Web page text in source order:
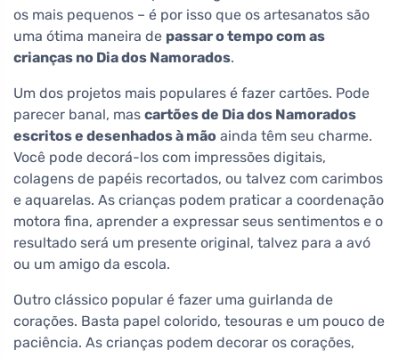
os mais pequenos – é por isso que os artesanatos são
uma ótima maneira de passar o tempo com as
crianças no Dia dos Namorados.
Um dos projetos mais populares é fazer cartões. Pode
parecer banal, mas cartões de Dia dos Namorados
escritos e desenhados à mão ainda têm seu charme.
Você pode decorá-los com impressões digitais,
colagens de papéis recortados, ou talvez com carimbos
e aquarelas. As crianças podem praticar a coordenação
motora fina, aprender a expressar seus sentimentos e o
resultado será um presente original, talvez para a avó
ou um amigo da escola.
Outro clássico popular é fazer uma guirlanda de
corações. Basta papel colorido, tesouras e um pouco de
paciência. As crianças podem decorar os corações,